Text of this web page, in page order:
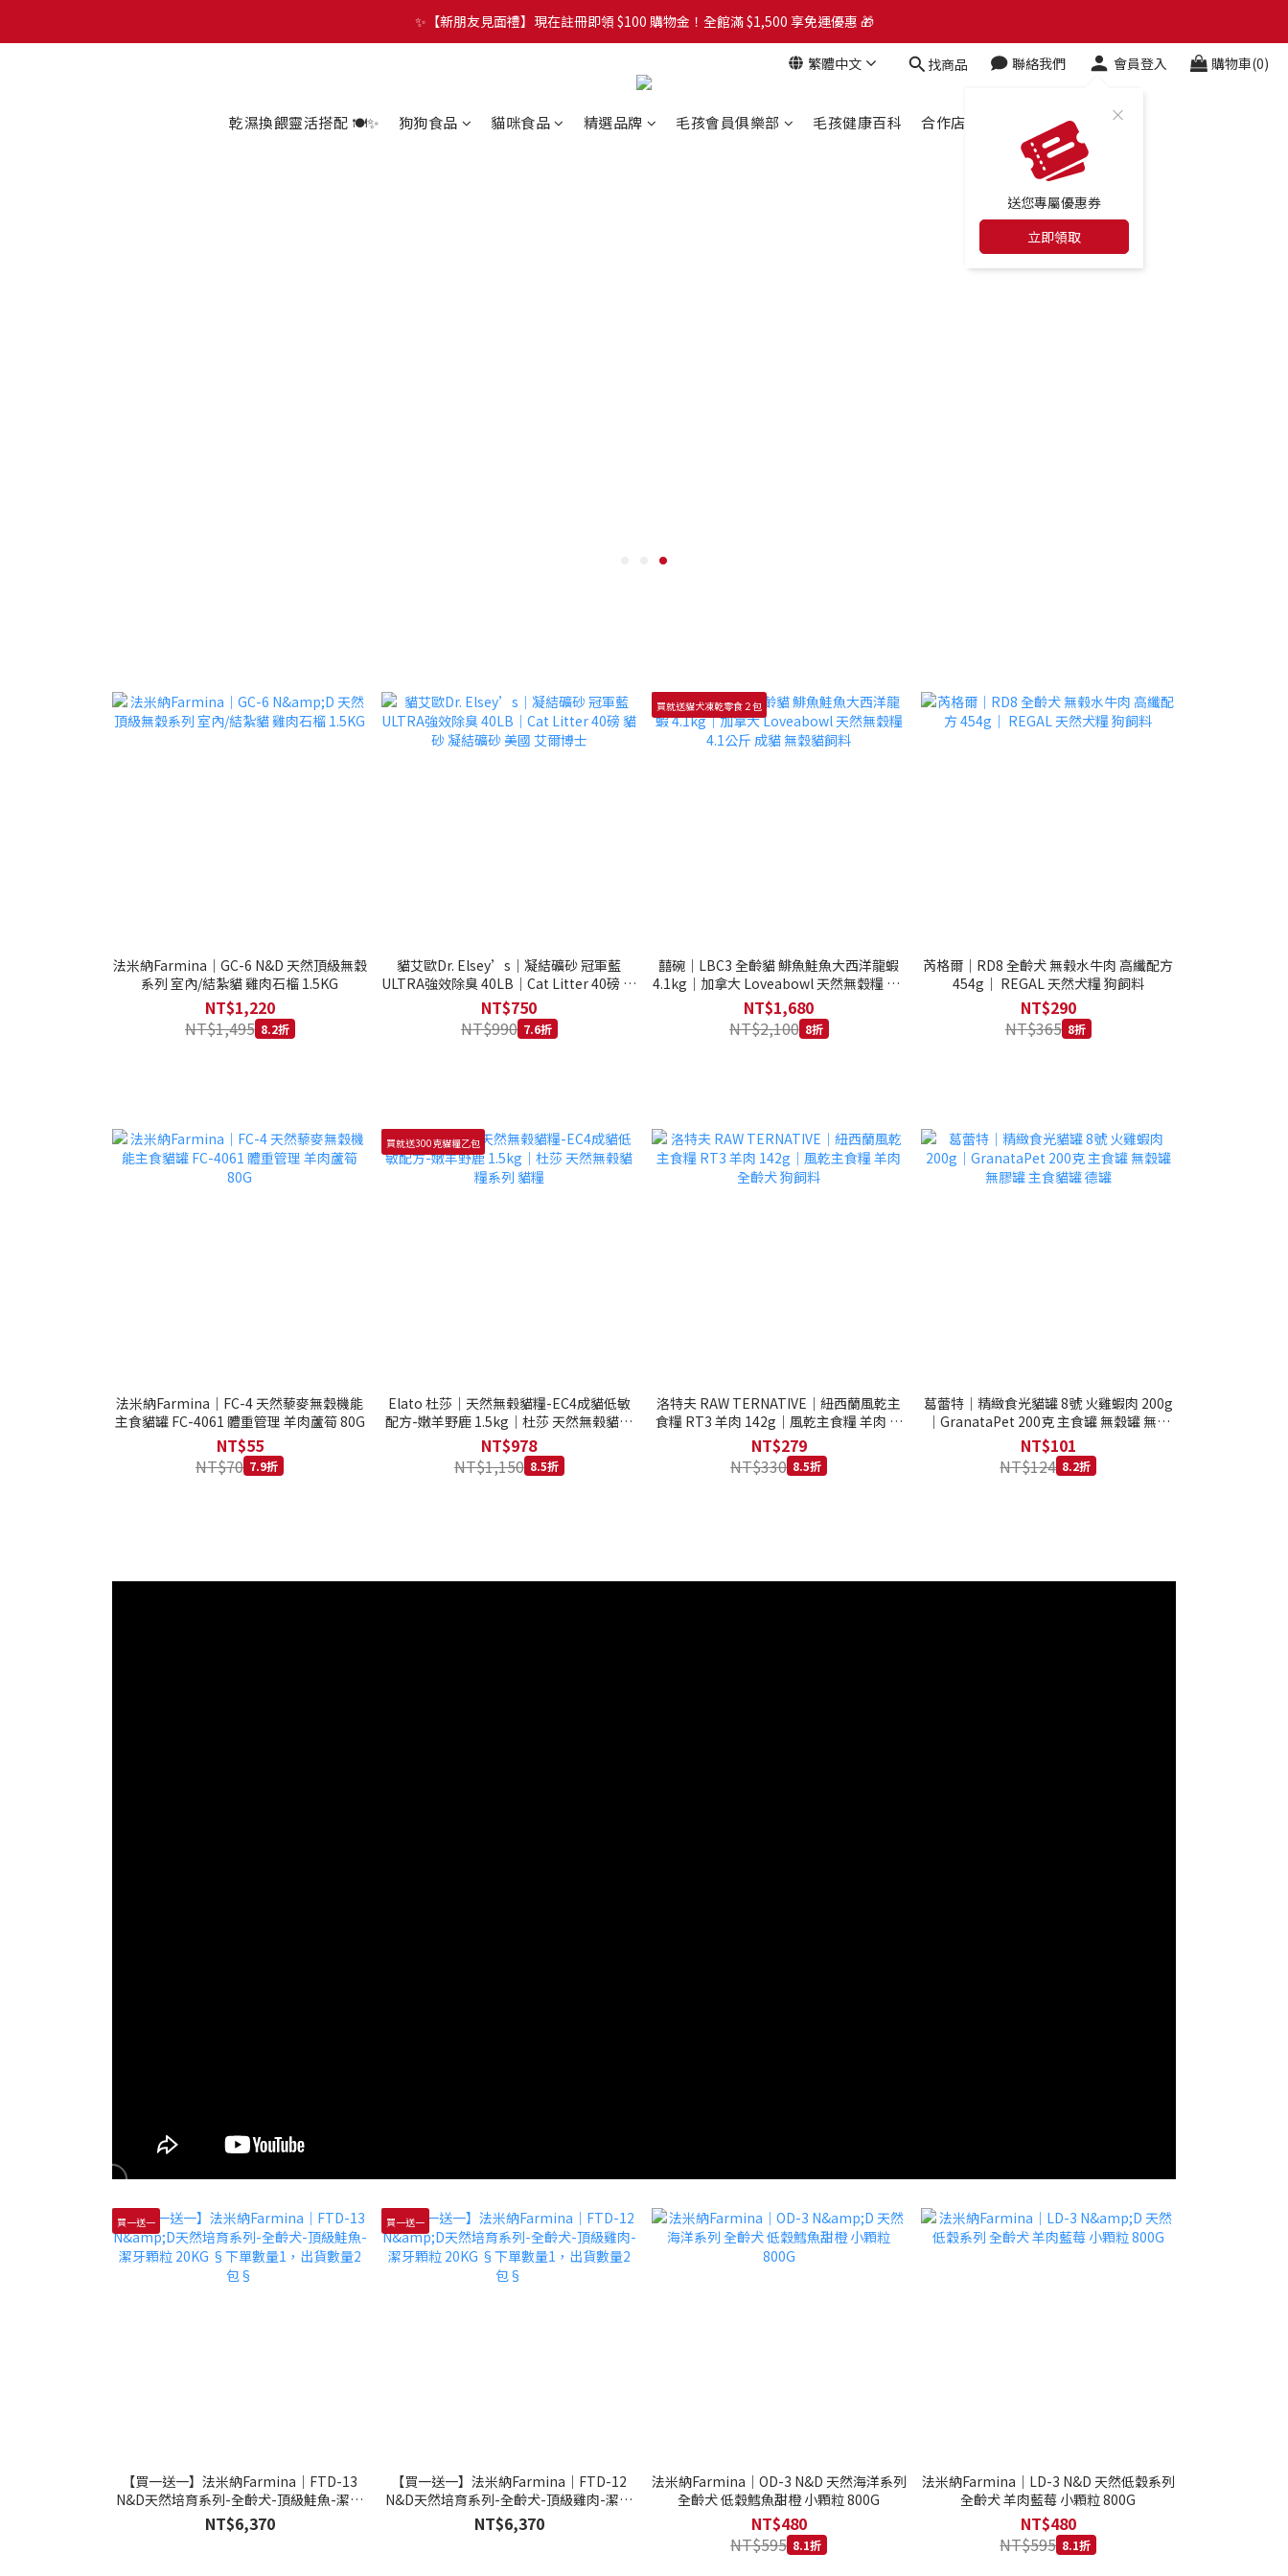
🐾 歡迎來到 PETZOO 新官網！8/5 起，官方網址（petzoo.com.tw）將正式切換至本網站。立即了解升級資訊、會員權益及常見問題 ＞
🐾 歡迎來到 PETZOO 新官網！8/5 起，官方網址（petzoo.com.tw）將正式切換至本網站。立即了解升級資訊、會員權益及常見問題 ＞
繁體中文
找商品 聯絡我們 會員登入
送您專屬優惠券
立即領取
購物車(0)
乾濕換餵靈活搭配 🍽️✨ 狗狗食品 貓咪食品 精選品牌 毛孩會員俱樂部 毛孩健康百科 合作店家 最新消息
法米納Farmina｜GC-6 N&D 天然頂級無穀
系列 室內/結紮貓 雞肉石榴 1.5KG
NT$1,220
NT$1,495 8.2折
貓艾歐Dr. Elsey’s｜凝結礦砂 冠軍藍
ULTRA強效除臭 40LB｜Cat Litter 40磅 貓
砂 凝結礦砂 美國 艾爾博士
NT$750
NT$990 7.6折
買就送貓犬凍乾零食２包
囍碗｜LBC3 全齡貓 鯡魚鮭魚大西洋龍蝦
4.1kg｜加拿大 Loveabowl 天然無穀糧 4.1
公斤 成貓 無穀貓飼料
NT$1,680
NT$2,100 8折
芮格爾｜RD8 全齡犬 無榖水牛肉 高纖配方
454g｜ REGAL 天然犬糧 狗飼料
NT$290
NT$365 8折
法米納Farmina｜FC-4 天然藜麥無穀機能
主食貓罐 FC-4061 體重管理 羊肉蘆筍 80G
NT$55
NT$70 7.9折
買就送300克貓糧乙包
Elato 杜莎｜天然無榖貓糧-EC4成貓低敏
配方-嫩羊野鹿 1.5kg｜杜莎 天然無榖貓糧
系列 貓糧
NT$978
NT$1,150 8.5折
洛特夫 RAW TERNATIVE｜紐西蘭風乾主
食糧 RT3 羊肉 142g｜風乾主食糧 羊肉 全
齡犬 狗飼料
NT$279
NT$330 8.5折
葛蕾特｜精緻食光貓罐 8號 火雞蝦肉 200g
｜GranataPet 200克 主食罐 無穀罐 無膠
罐 主食貓罐 德罐
NT$101
NT$124 8.2折
買一送一
【買一送一】法米納Farmina｜FTD-13
N&D天然培育系列-全齡犬-頂級鮭魚-潔牙
顆粒 20KG §下單數量1，出貨數量2包§
NT$6,370
買一送一
【買一送一】法米納Farmina｜FTD-12
N&D天然培育系列-全齡犬-頂級雞肉-潔牙
顆粒 20KG §下單數量1，出貨數量2包§
NT$6,370
法米納Farmina｜OD-3 N&D 天然海洋系列
全齡犬 低穀鱈魚甜橙 小顆粒 800G
NT$480
NT$595 8.1折
法米納Farmina｜LD-3 N&D 天然低穀系列
全齡犬 羊肉藍莓 小顆粒 800G
NT$480
NT$595 8.1折